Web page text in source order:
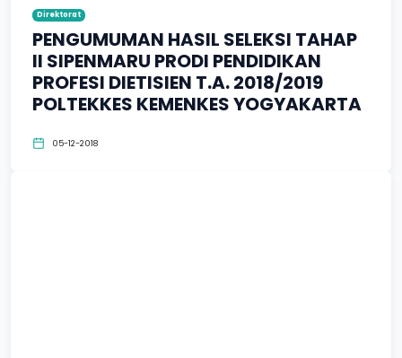
Direktorat
PENGUMUMAN HASIL SELEKSI TAHAP
II SIPENMARU PRODI PENDIDIKAN
PROFESI DIETISIEN T.A. 2018/2019
POLTEKKES KEMENKES YOGYAKARTA
05-12-2018